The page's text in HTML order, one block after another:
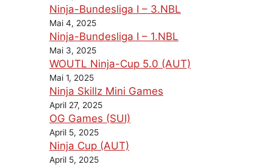
Ninja-Bundesliga I – 3.NBL
Mai 4, 2025
Ninja-Bundesliga I – 1.NBL
Mai 3, 2025
WOUTL Ninja-Cup 5.0 (AUT)
Mai 1, 2025
Ninja Skillz Mini Games
April 27, 2025
OG Games (SUI)
April 5, 2025
Ninja Cup (AUT)
April 5, 2025